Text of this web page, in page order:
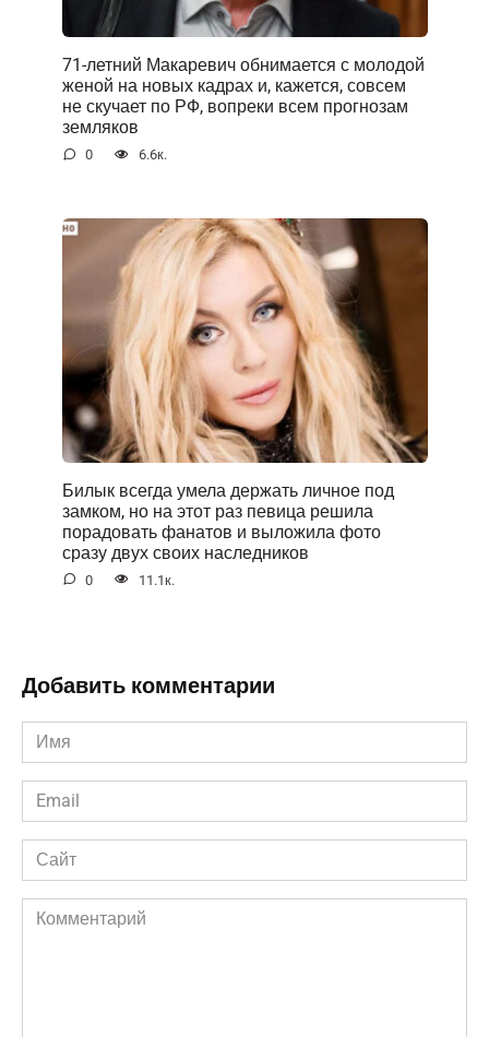
71-летний Макаревич обнимается с молодой
женой на новых кадрах и, кажется, совсем
не скучает по РФ, вопреки всем прогнозам
земляков
0 6.6к.
Билык всегда умела держать личное под
замком, но на этот раз певица решила
порадовать фанатов и выложила фото
сразу двух своих наследников
0 11.1к.
Добавить комментарии
Имя
*
Email
*
Сайт
Комментарий